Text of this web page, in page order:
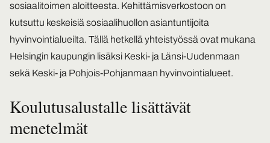
sosiaalitoimen aloitteesta. Kehittämisverkostoon on
kutsuttu keskeisiä sosiaalihuollon asiantuntijoita
hyvinvointialueilta. Tällä hetkellä yhteistyössä ovat mukana
Helsingin kaupungin lisäksi Keski- ja Länsi-Uudenmaan
sekä Keski- ja Pohjois-Pohjanmaan hyvinvointialueet.
Koulutusalustalle lisättävät
menetelmät